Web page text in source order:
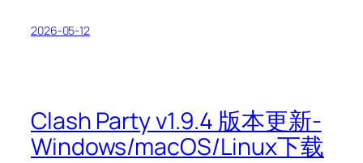
2026-05-12
Clash Party v1.9.4 版本更新-
Windows/macOS/Linux下载